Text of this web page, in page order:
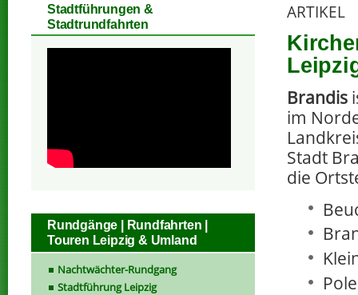
ARTIKEL
Brandis
im
Stadt
die
Stadtführungen &
Stadtrundfahrten
Rundgänge | Rundfahrten |
Touren Leipzig & Umland
Nachtwächter-Rundgang
Stadtführung Leipzig